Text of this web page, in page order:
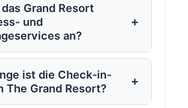
Grand Resort
und
an?
+
ist die Check-in-
The Grand Resort?
+